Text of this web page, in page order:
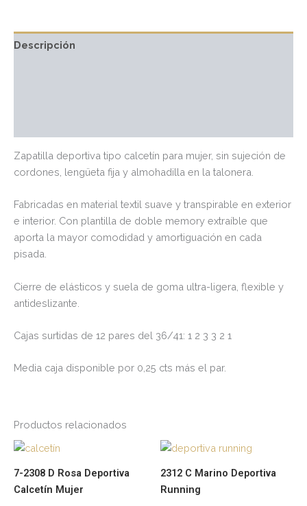
Descripción
Zapatilla deportiva tipo calcetín para mujer, sin sujeción de
cordones, lengüeta fija y almohadilla en la talonera.
Fabricadas en material textil suave y transpirable en exterior
e interior. Con plantilla de doble memory extraíble que
aporta la mayor comodidad y amortiguación en cada
pisada.
Cierre de elásticos y suela de goma ultra-ligera, flexible y
antideslizante.
Cajas surtidas de 12 pares del 36/41: 1 2 3 3 2 1
Media caja disponible por 0,25 cts más el par.
Productos relacionados
7-2308 D Rosa Deportiva
Calcetín Mujer
Este
tiene
múltiples
2312 C Marino Deportiva
Running